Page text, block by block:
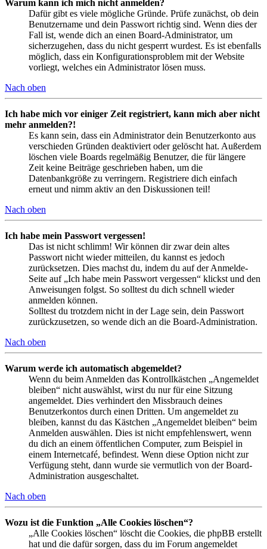
Warum kann ich mich nicht anmelden?
Dafür gibt es viele mögliche Gründe. Prüfe zunächst, ob dein
Benutzername und dein Passwort richtig sind. Wenn dies der
Fall ist, wende dich an einen Board-Administrator, um
sicherzugehen, dass du nicht gesperrt wurdest. Es ist ebenfalls
möglich, dass ein Konfigurationsproblem mit der Website
vorliegt, welches ein Administrator lösen muss.
Nach oben
Ich habe mich vor einiger Zeit registriert, kann mich aber nicht
mehr anmelden?!
Es kann sein, dass ein Administrator dein Benutzerkonto aus
verschieden Gründen deaktiviert oder gelöscht hat. Außerdem
löschen viele Boards regelmäßig Benutzer, die für längere
Zeit keine Beiträge geschrieben haben, um die
Datenbankgröße zu verringern. Registriere dich einfach
erneut und nimm aktiv an den Diskussionen teil!
Nach oben
Ich habe mein Passwort vergessen!
Das ist nicht schlimm! Wir können dir zwar dein altes
Passwort nicht wieder mitteilen, du kannst es jedoch
zurücksetzen. Dies machst du, indem du auf der Anmelde-
Seite auf „Ich habe mein Passwort vergessen“ klickst und den
Anweisungen folgst. So solltest du dich schnell wieder
anmelden können.
Solltest du trotzdem nicht in der Lage sein, dein Passwort
zurückzusetzen, so wende dich an die Board-Administration.
Nach oben
Warum werde ich automatisch abgemeldet?
Wenn du beim Anmelden das Kontrollkästchen „Angemeldet
bleiben“ nicht auswählst, wirst du nur für eine Sitzung
angemeldet. Dies verhindert den Missbrauch deines
Benutzerkontos durch einen Dritten. Um angemeldet zu
bleiben, kannst du das Kästchen „Angemeldet bleiben“ beim
Anmelden auswählen. Dies ist nicht empfehlenswert, wenn
du dich an einem öffentlichen Computer, zum Beispiel in
einem Internetcafé, befindest. Wenn diese Option nicht zur
Verfügung steht, dann wurde sie vermutlich von der Board-
Administration ausgeschaltet.
Nach oben
Wozu ist die Funktion „Alle Cookies löschen“?
„Alle Cookies löschen“ löscht die Cookies, die phpBB erstellt
hat und die dafür sorgen, dass du im Forum angemeldet